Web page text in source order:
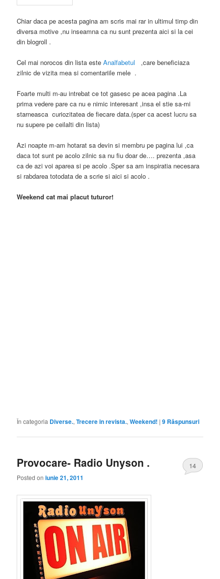
Chiar daca pe acesta pagina am scris mai rar in ultimul timp din
diversa motive ,nu inseamna ca nu sunt prezenta aici si la cei
din blogroll .
Cel mai norocos din lista esteAnalfabetul
,care beneficiaza
zilnic de vizita mea si comentariile mele .
Foarte multi m-au intrebat ce tot gasesc pe acea pagina .La
prima vedere pare ca nu e nimic interesant ,insa el stie sa-mi
starneasca curiozitatea de fiecare data.(sper ca acest lucru sa
nu supere pe ceilalti din lista)
Azi noapte m-am hotarat sa devin si membru pe pagina lui ,ca
daca tot sunt pe acolo zilnic sa nu fiu doar de…. prezenta ,asa
ca de azi voi aparea si pe acolo .Sper sa am inspiratia necesara
si rabdarea totodata de a scrie si aici si acolo .
Weekend cat mai placut tuturor!
În categoria Diverse.,Trecere in revista.,Weekend! |9 Răspunsuri
Provocare- Radio Unyson .
Posted oniunie 21, 2011
14